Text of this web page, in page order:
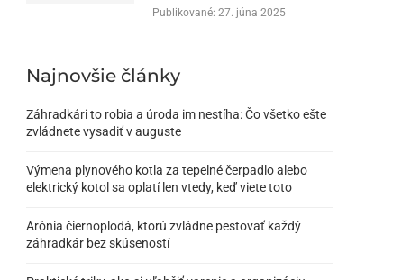
Publikované: 27. júna 2025
Najnovšie články
Záhradkári to robia a úroda im nestíha: Čo všetko ešte
zvládnete vysadiť v auguste
Výmena plynového kotla za tepelné čerpadlo alebo
elektrický kotol sa oplatí len vtedy, keď viete toto
Arónia čiernoplodá, ktorú zvládne pestovať každý
záhradkár bez skúseností